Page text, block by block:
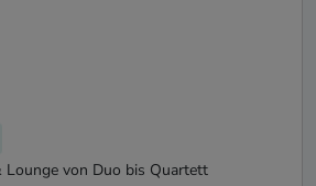
Lounge von Duo bis Quartett